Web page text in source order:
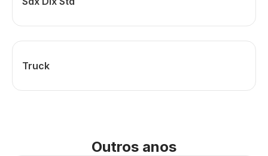
Truck
Outros anos